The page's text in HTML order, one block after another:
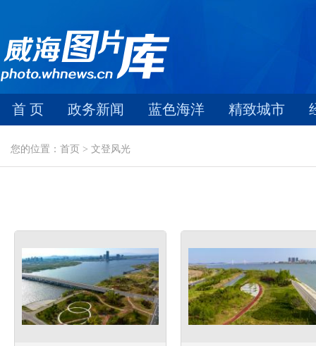
首 页 政务新闻 蓝色海洋 精致城市
您的位置：首页 > 文登风光